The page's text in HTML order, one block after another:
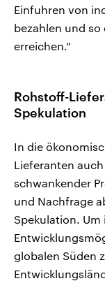
Einfuhren von
bezahlen und so
erreichen.“
Rohstoff-
Spekulation
In die
Lieferanten
schwankender
und Nachfrage
Spekulation.
globalen Süden